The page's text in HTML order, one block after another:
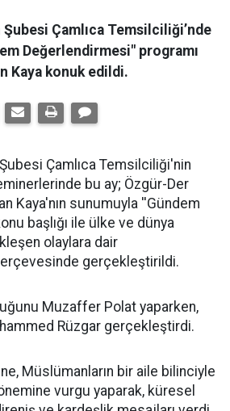
Çamlıca Temsilciliği’nde
Değerlendirmesi" programı
Kaya konuk edildi.
Çamlıca Temsilciliği'nin
bu ay; Özgür-Der
Kaya'nın sunumuyla ''Gündem
başlığı ile ülke ve dünya
olaylara dair
gerçekleştirildi.
Muzaffer Polat yaparken,
Rüzgar gerçekleştirdi.
Müslümanların bir aile bilinciyle
vurgu yaparak, küresel